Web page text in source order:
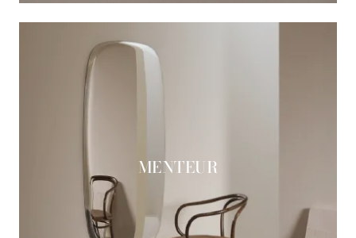
MENTEUR